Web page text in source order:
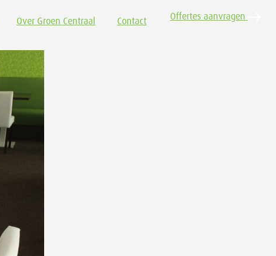
Over Groen Centraal Contact
Offertes aanvragen